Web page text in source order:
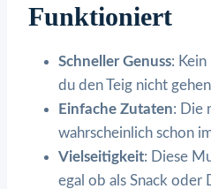
Funktioniert
Schneller Genuss:
du den Teig nicht
Einfache Zutaten: Die
wahrscheinlich schon
Vielseitigkeit: Diese
egal ob als Snack oder